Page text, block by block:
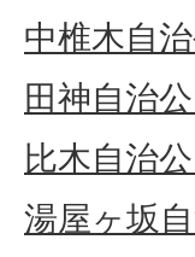
中椎木自
田神自治
比木自治
湯屋ヶ坂